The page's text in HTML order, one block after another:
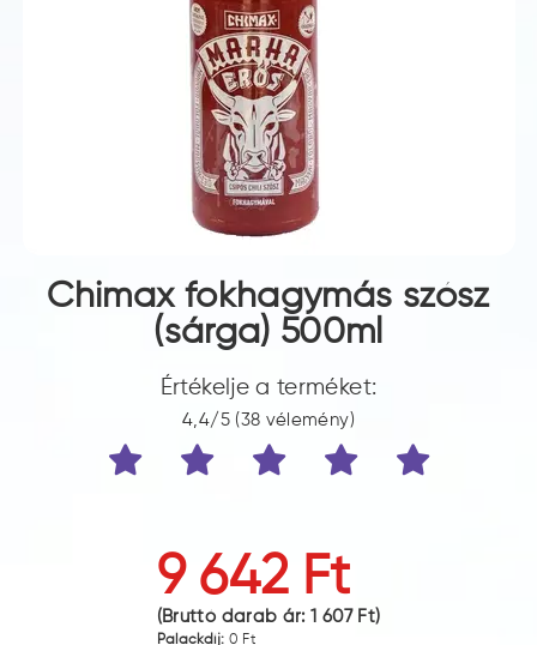
Chimax fokhagymás szósz
(sárga) 500ml
Értékelje a terméket:
4,4/5 (38 vélemény)
9 642 Ft
(Bruttó darab ár:1 607 Ft)
Palackdíj: 0 Ft